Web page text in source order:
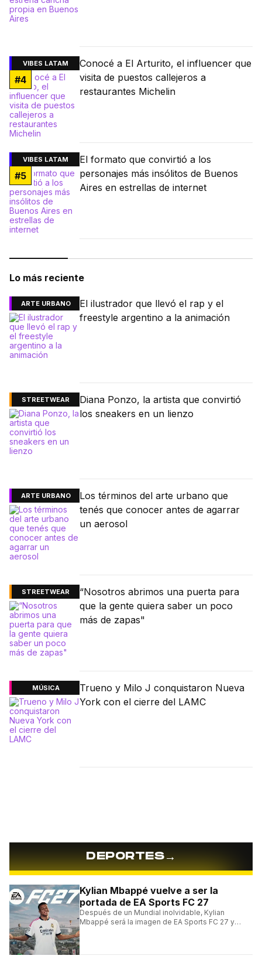
VIBES LATAM
#4
Conocé a El Arturito, el influencer que
visita de puestos callejeros a
restaurantes Michelin
VIBES LATAM
#5
El formato que convirtió a los
personajes más insólitos de Buenos
Aires en estrellas de internet
Lo más reciente
ARTE URBANO
El ilustrador que llevó el rap y el
freestyle argentino a la animación
STREETWEAR
Diana Ponzo, la artista que convirtió
los sneakers en un lienzo
ARTE URBANO
Los términos del arte urbano que
tenés que conocer antes de agarrar
un aerosol
STREETWEAR
“Nosotros abrimos una puerta para
que la gente quiera saber un poco
más de zapas"
MÚSICA
Trueno y Milo J conquistaron Nueva
York con el cierre del LAMC
DEPORTES→
Kylian Mbappé vuelve a ser la
portada de EA Sports FC 27
Después de un Mundial inolvidable, Kylian
Mbappé será la imagen de EA Sports FC 27 y